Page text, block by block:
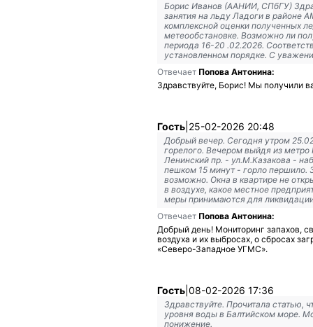
Борис Иванов (ААНИИ, СПбГУ)
занятия на льду Ладоги в
комплексной оценки полученных
метеообстановке. Возможно ли
периода 16-20 .02.2026.
установленном порядке. С
Отвечает Попова Антонина:
Здравствуйте, Борис! Мы получили
Гость 25-02-2026 20:48
Добрый вечер. Сегодня утром
горелого. Вечером выйдя из
Ленинский пр. - ул.М.Казакова -
пешком 15 минут - горло першило.
возможно. Окна в квартире не
в воздухе, какое местное
меры принимаются для
Отвечает Попова Антонина:
Добрый день! Мониторинг запахов,
воздуха и их выбросах, о сбросах
«Северо-Западное УГМС».
Гость 08-02-2026 17:36
Здравствуйте. Прочитала статью,
уровня воды в Балтийском море.
понижение.